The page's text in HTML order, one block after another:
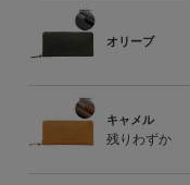
オリーブ
キャメル
残りわずか